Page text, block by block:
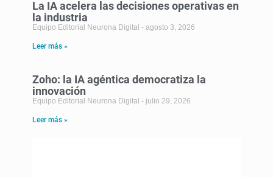
La IA acelera las decisiones operativas en
la industria
Equipo Editorial Neurona Digital agosto 3, 2026
Leer más »
Zoho: la IA agéntica democratiza la
innovación
Equipo Editorial Neurona Digital julio 29, 2026
Leer más »